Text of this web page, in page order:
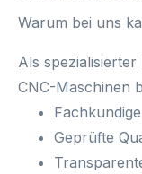
Warum bei uns
Als
CNC-Maschinen
Geprüfte